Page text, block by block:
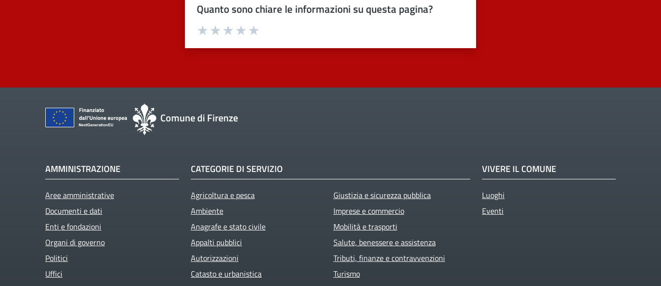
Quanto sono chiare le informazioni su questa pagina?
Valuta 4 stelle su 5
Valuta 3 stelle su 5
Valuta 2 stelle su 5
Valuta 1 stelle su 5
Comune di Firenze
AMMINISTRAZIONE
Aree amministrative
Documenti e dati
Enti e fondazioni
Organi di governo
Politici
Uffici
CATEGORIE DI SERVIZIO
Agricoltura e pesca
Ambiente
Anagrafe e stato civile
Appalti pubblici
Autorizzazioni
Catasto e urbanistica
Giustizia e sicurezza pubblica
Imprese e commercio
Mobilità e trasporti
Salute, benessere e assistenza
Tributi, finanze e contravvenzioni
Turismo
VIVERE IL COMUNE
Luoghi
Eventi